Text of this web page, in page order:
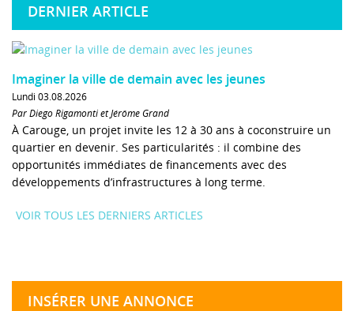
DERNIER ARTICLE
Imaginer la ville de demain avec les jeunes
Lundi 03.08.2026
Par Diego Rigamonti et Jérôme Grand
À Carouge, un projet invite les 12 à 30 ans à coconstruire un
quartier en devenir. Ses particularités : il combine des
opportunités immédiates de financements avec des
développements d’infrastructures à long terme.
VOIR TOUS LES DERNIERS ARTICLES
INSÉRER UNE ANNONCE